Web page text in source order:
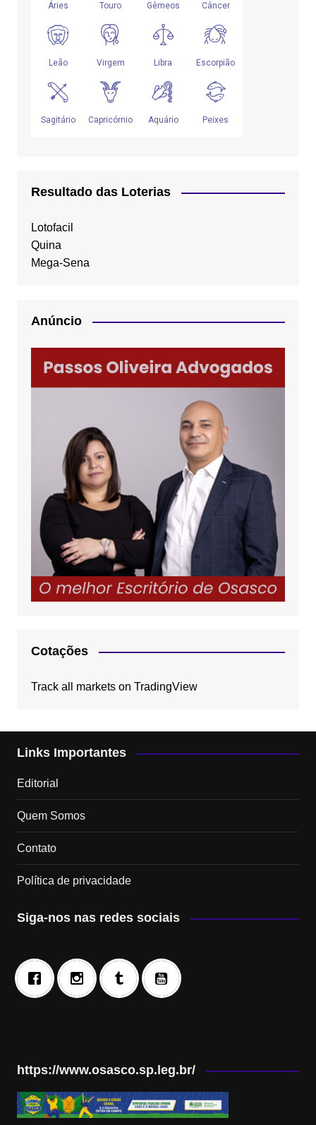
Resultado das Loterias
Lotofacil
Quina
Mega-Sena
Anúncio
Cotações
Track all markets on TradingView
Links Importantes
Editorial
Quem Somos
Contato
Política de privacidade
Siga-nos nas redes sociais
https://www.osasco.sp.leg.br/